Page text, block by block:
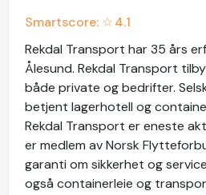
Smartscore: ☆4.1
Rekdal Transport har 35 års
Ålesund. Rekdal Transport
både private og bedrifter.
betjent lagerhotell og
Rekdal Transport er eneste
er medlem av Norsk
garanti om sikkerhet og
også containerleie og